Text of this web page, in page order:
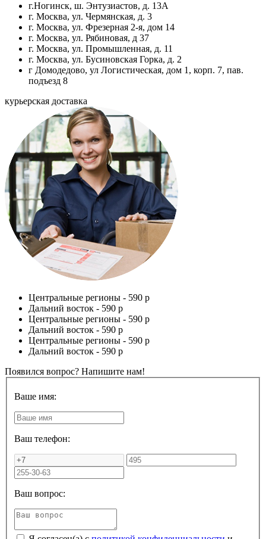
г.Ногинск, ш. Энтузиастов, д. 13А
г. Москва, ул. Чермянская, д. 3
г. Москва, ул. Фрезерная 2-я, дом 14
г. Москва, ул. Рябиновая, д 37
г. Москва, ул. Промышленная, д. 11
г. Москва, ул. Бусиновская Горка, д. 2
г Домодедово, ул Логистическая, дом 1, корп. 7, пав.
подъезд 8
курьерская доставка
Центральные регионы - 590 р
Дальний восток - 590 р
Центральные регионы - 590 р
Дальний восток - 590 р
Центральные регионы - 590 р
Дальний восток - 590 р
Появился вопрос? Напишите нам!
Ваше имя:
Ваш телефон:
Ваш вопрос: